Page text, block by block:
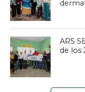
ARS
de los